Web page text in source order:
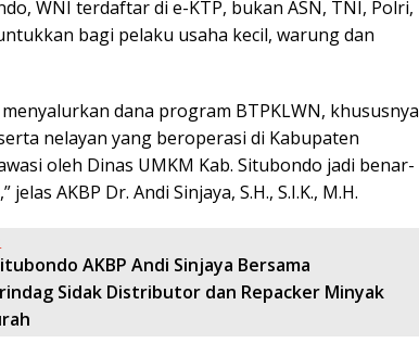
WNI terdaftar di e-KTP, bukan ASN, TNI, Polri,
bagi pelaku usaha kecil, warung dan
dana program BTPKLWN, khususnya
nelayan yang beroperasi di Kabupaten
oleh Dinas UMKM Kab. Situbondo jadi benar-
AKBP Dr. Andi Sinjaya, S.H., S.I.K., M.H.
AKBP Andi Sinjaya Bersama
Sidak Distributor dan Repacker Minyak